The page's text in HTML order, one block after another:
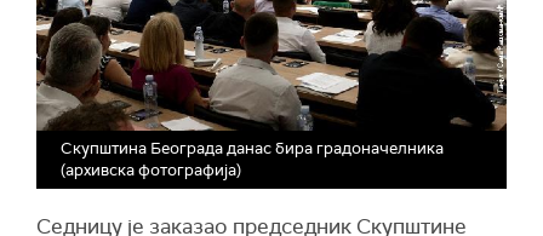
Скупштина Београда данас бира градоначелника
(архивска фотографија)
Седницу је заказао председник Скупштине